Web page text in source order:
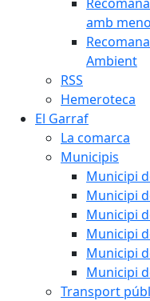
amb
Ambient
RSS
Hemeroteca
El Garraf
La comarca
Municipis
Municipi
Municipi
Municipi
Municipi
Municipi
Municipi
Transport